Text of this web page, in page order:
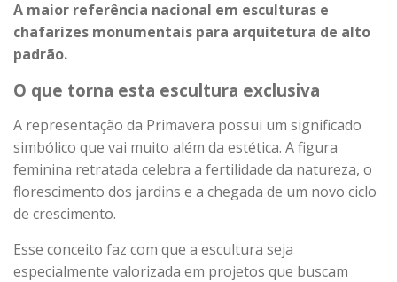
A maior referência nacional em esculturas e
chafarizes monumentais para arquitetura de alto
padrão.
O que torna esta escultura exclusiva
A representação da Primavera possui um significado
simbólico que vai muito além da estética. A figura
feminina retratada celebra a fertilidade da natureza, o
florescimento dos jardins e a chegada de um novo ciclo
de crescimento.
Esse conceito faz com que a escultura seja
especialmente valorizada em projetos que buscam